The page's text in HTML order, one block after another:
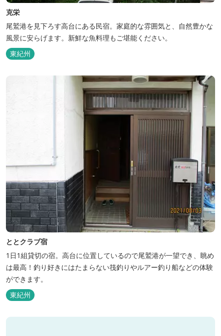
克栄
尾鷲港を見下ろす高台にある民宿。家庭的な雰囲気と、自然豊かな
風景に安らげます。新鮮な魚料理もご堪能ください。
東紀州
ととクラブ宿
1日1組貸切の宿。高台に位置しているので尾鷲港が一望でき、眺め
は最高！釣り好きにはたまらない筏釣りやルアー釣り船などの体験
ができます。
東紀州